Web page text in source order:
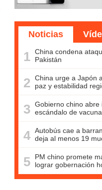
Noticias
1 China condena
Pakistán
2 China urge a Japón
paz y estabilidad
3 Gobierno chino abre
escándalo de
4 Autobús cae a
deja al menos 19
5
PM chino promete
lograr gobernación